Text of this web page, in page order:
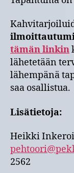
tämän linkin
lähetetään
lähempänä
saa osallistua.
Lisätietoja:
Heikki
2562